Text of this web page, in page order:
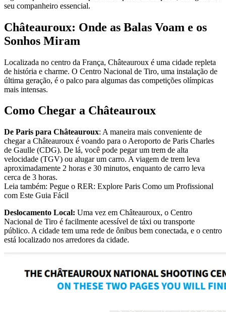
seu companheiro essencial.
Châteauroux: Onde as Balas Voam e os
Sonhos Miram
Localizada no centro da França, Châteauroux é uma cidade repleta
de história e charme. O Centro Nacional de Tiro, uma instalação de
última geração, é o palco para algumas das competições olímpicas
mais intensas.
Como Chegar a Châteauroux
De Paris para Châteauroux: A maneira mais conveniente de
chegar a Châteauroux é voando para o Aeroporto de Paris Charles
de Gaulle (CDG). De lá, você pode pegar um trem de alta
velocidade (TGV) ou alugar um carro. A viagem de trem leva
aproximadamente 2 horas e 30 minutos, enquanto de carro leva
cerca de 3 horas.
Leia também: Pegue o RER: Explore Paris Como um Profissional
com Este Guia Fácil
Deslocamento Local: Uma vez em Châteauroux, o Centro
Nacional de Tiro é facilmente acessível de táxi ou transporte
público. A cidade tem uma rede de ônibus bem conectada, e o centro
está localizado nos arredores da cidade.